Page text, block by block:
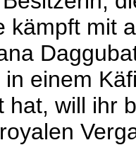
kämpft mit
einem
hat, will ihr